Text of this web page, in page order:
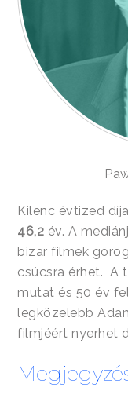
Kilenc évtized
46,2 év. A
bizar filmek
csúcsra érhet. A
mutat és 50 év
legközelebb
filmjéért nyerhet